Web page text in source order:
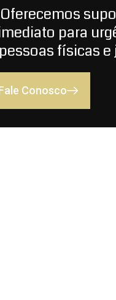
Oferecemos
para
pessoas físicas
Conosco